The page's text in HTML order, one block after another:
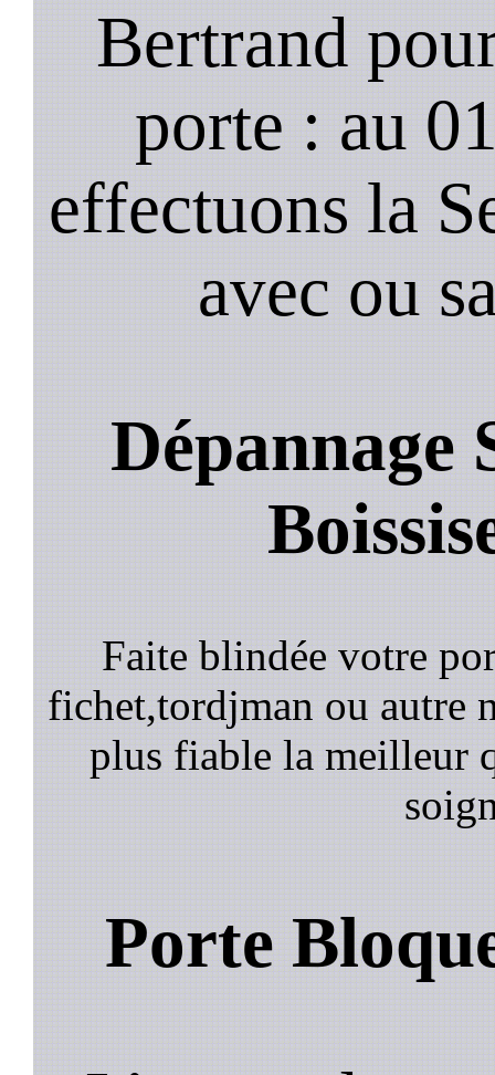
Bertrand
porte : au
effectuons la
avec ou
Dépannage
Faite blindée votre
fichet,tordjman ou autre
plus fiable la meilleur
Porte